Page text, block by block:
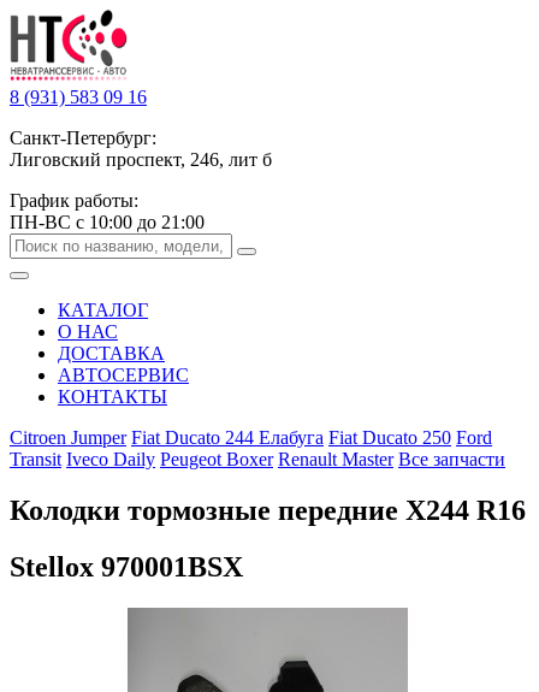
8 (931) 583 09 16
Санкт-Петербург:
Лиговский проспект, 246, лит б
График работы:
ПН-ВС с 10:00 до 21:00
КАТАЛОГ
О НАС
ДОСТАВКА
АВТОСЕРВИС
КОНТАКТЫ
Citroen Jumper Fiat Ducato 244 Елабуга Fiat Ducato 250 Ford
Transit Iveco Daily Peugeot Boxer Renault Master Все запчасти
Колодки тормозные передние Х244 R16
Stellox 970001BSX